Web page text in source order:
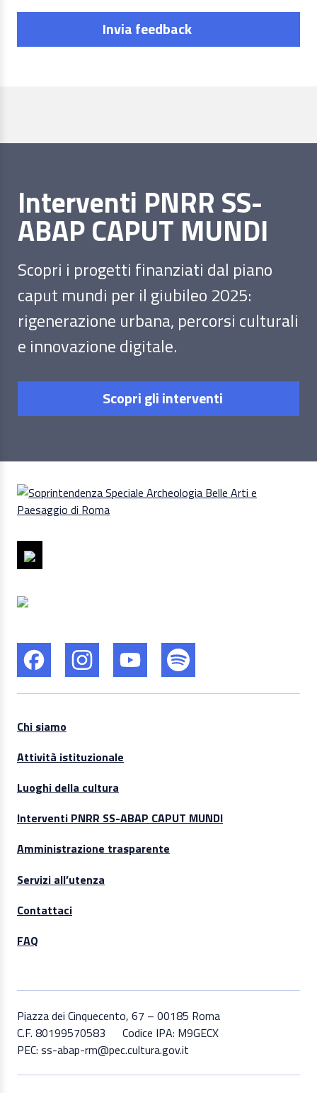
Invia feedback
Interventi PNRR SS-
ABAP CAPUT MUNDI
Scopri i progetti finanziati dal piano
caput mundi per il giubileo 2025:
rigenerazione urbana, percorsi culturali
e innovazione digitale.
Scopri gli interventi
Chi siamo
Attività istituzionale
Luoghi della cultura
Interventi PNRR SS-ABAP CAPUT MUNDI
Amministrazione trasparente
Servizi all’utenza
Contattaci
FAQ
Piazza dei Cinquecento, 67 – 00185 Roma
C.F. 80199570583
Codice IPA: M9GECX
PEC: ss-abap-rm@pec.cultura.gov.it